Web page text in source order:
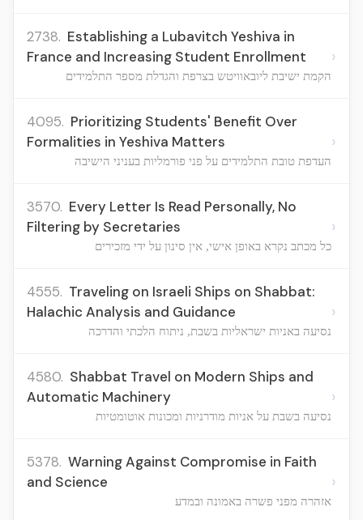
2738. Establishing a Lubavitch Yeshiva in
France and Increasing Student Enrollment
הקמת ישיבת ליובאוויטש בצרפת והגדלת מספר התלמידים
›
4095. Prioritizing Students' Benefit Over
Formalities in Yeshiva Matters
העדפת טובת התלמידים על פני פורמליות בעניני הישיבה
›
3570. Every Letter Is Read Personally, No
Filtering by Secretaries
כל מכתב נקרא באופן אישי, אין סינון על ידי מזכירים
›
4555. Traveling on Israeli Ships on Shabbat:
Halachic Analysis and Guidance
נסיעה באניות ישראליות בשבת, ניתוח הלכתי והדרכה
›
4580. Shabbat Travel on Modern Ships and
Automatic Machinery
נסיעה בשבת על אניות מודרניות ומכונות אוטומטיות
›
5378. Warning Against Compromise in Faith
and Science
אזהרה מפני פשרה באמונה ובמדע
›